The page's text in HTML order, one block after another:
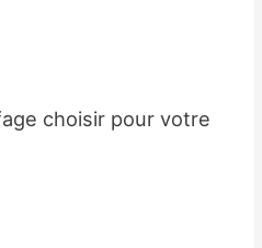
choisir pour votre